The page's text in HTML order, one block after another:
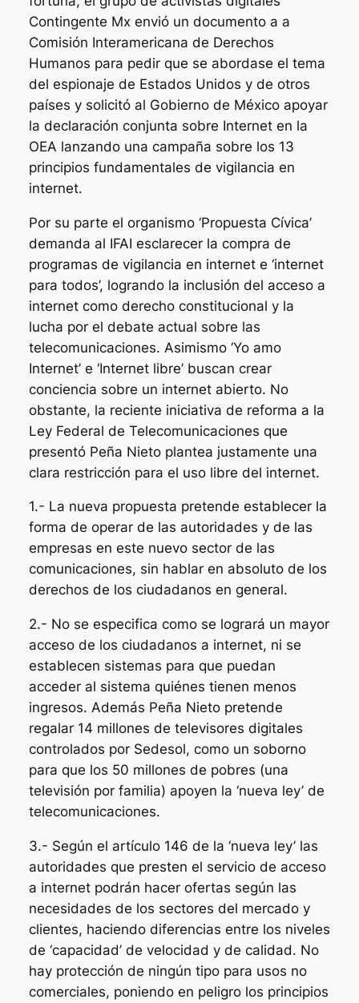
Contingente Mx envió un documento a a
Comisión Interamericana de Derechos
Humanos para pedir que se abordase el tema
del espionaje de Estados Unidos y de otros
países y solicitó al Gobierno de México apoyar
la declaración conjunta sobre Internet en la
OEA lanzando una campaña sobre los 13
principios fundamentales de vigilancia en
internet.
Por su parte el organismo ‘Propuesta Cívica’
demanda al IFAI esclarecer la compra de
programas de vigilancia en internet e ‘internet
para todos’, logrando la inclusión del acceso a
internet como derecho constitucional y la
lucha por el debate actual sobre las
telecomunicaciones. Asimismo ‘Yo amo
Internet’ e ‘Internet libre’ buscan crear
conciencia sobre un internet abierto. No
obstante, la reciente iniciativa de reforma a la
Ley Federal de Telecomunicaciones que
presentó Peña Nieto plantea justamente una
clara restricción para el uso libre del internet.
1.- La nueva propuesta pretende establecer la
forma de operar de las autoridades y de las
empresas en este nuevo sector de las
comunicaciones, sin hablar en absoluto de los
derechos de los ciudadanos en general.
2.- No se especifica como se logrará un mayor
acceso de los ciudadanos a internet, ni se
establecen sistemas para que puedan
acceder al sistema quiénes tienen menos
ingresos. Además Peña Nieto pretende
regalar 14 millones de televisores digitales
controlados por Sedesol, como un soborno
para que los 50 millones de pobres (una
televisión por familia) apoyen la ‘nueva ley’ de
telecomunicaciones.
3.- Según el artículo 146 de la ‘nueva ley’ las
autoridades que presten el servicio de acceso
a internet podrán hacer ofertas según las
necesidades de los sectores del mercado y
clientes, haciendo diferencias entre los niveles
de ‘capacidad’ de velocidad y de calidad. No
hay protección de ningún tipo para usos no
comerciales, poniendo en peligro los principios